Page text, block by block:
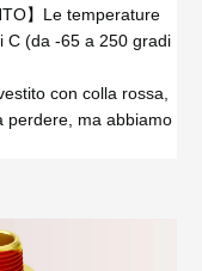
】Le temperature
C (da -65 a 250 gradi
con colla rossa,
perdere, ma abbiamo